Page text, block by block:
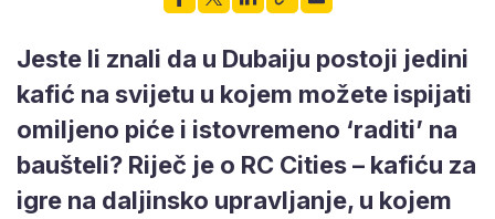
Jeste li znali da u Dubaiju postoji jedini
kafić na svijetu u kojem možete ispijati
omiljeno piće i istovremeno ‘raditi’ na
baušteli? Riječ je o RC Cities – kafiću za
igre na daljinsko upravljanje, u kojem